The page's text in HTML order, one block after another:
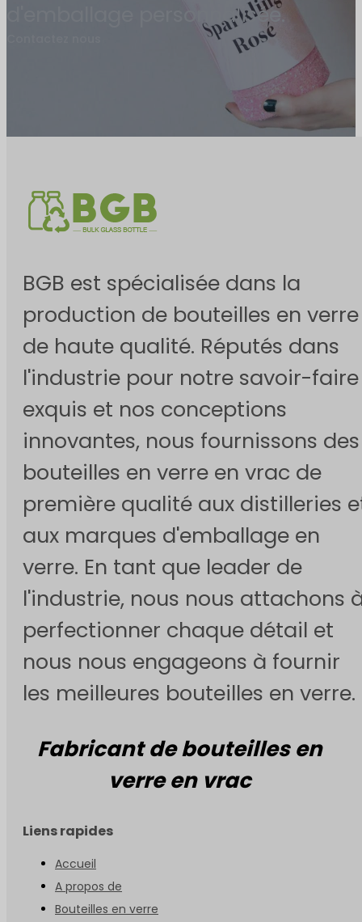
d'emballage personnalisée.
BGB est spécialisée dans la
production de bouteilles en verre
de haute qualité. Réputés dans
l'industrie pour notre savoir-faire
exquis et nos conceptions
innovantes, nous fournissons des
bouteilles en verre en vrac de
première qualité aux distilleries
aux marques d'emballage en
verre. En tant que leader de
l'industrie, nous nous attachons
perfectionner chaque détail et
nous nous engageons à fournir
les meilleures bouteilles en verre.
Fabricant de bouteilles en
verre en vrac
Liens rapides
Accueil
A propos de
Bouteilles en verre